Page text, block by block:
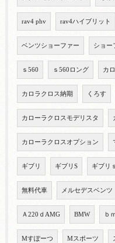
rav4 phv rav4ハイブリット
ベンツショーファー ショー
ｓ560 ｓ560ロング カ
カロラクロス納期 くろす
カローラクロスモデリスタ
カローラクロスオプション
ギブリ ギブリS ギブリｓ
無料代車 メルセデスベンツ
Ａ220ｄAMG BMW ｂ
Mすぽーつ Mスポーツ